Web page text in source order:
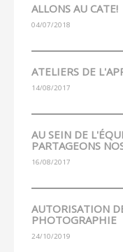
ALLONS AU CATE!
04/07/2018
ATELIERS DE
14/08/2017
AU SEIN DE
PARTAGEONS
16/08/2017
AUTORISATION
PHOTOGRAPHIE
24/10/2019